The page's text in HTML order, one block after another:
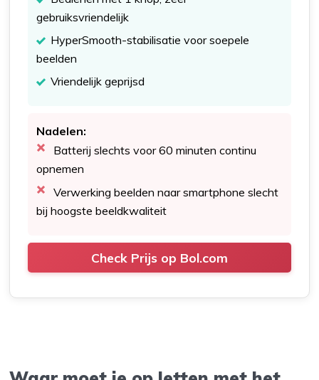
gebruiksvriendelijk
HyperSmooth-stabilisatie voor soepele
beelden
Vriendelijk geprijsd
Nadelen:
Batterij slechts voor 60 minuten continu
opnemen
Verwerking beelden naar smartphone slecht
bij hoogste beeldkwaliteit
Check Prijs op Bol.com